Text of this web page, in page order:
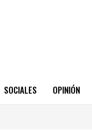
SOCIALES OPINIÓN